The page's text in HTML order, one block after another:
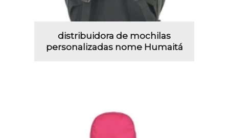
distribuidora de mochilas
personalizadas nome Humaitá